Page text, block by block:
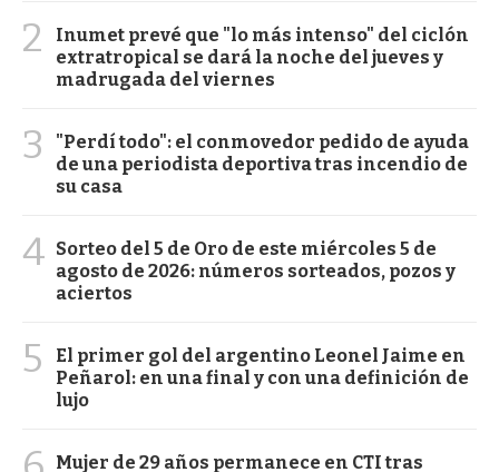
2
Inumet prevé que "lo más intenso" del ciclón
extratropical se dará la noche del jueves y
madrugada del viernes
3
"Perdí todo": el conmovedor pedido de ayuda
de una periodista deportiva tras incendio de
su casa
4 Sorteo del 5 de Oro de este miércoles 5 de
agosto de 2026: números sorteados, pozos y
aciertos
5
El primer gol del argentino Leonel Jaime en
Peñarol: en una final y con una definición de
lujo
Mujer de 29 años permanece en CTI tras